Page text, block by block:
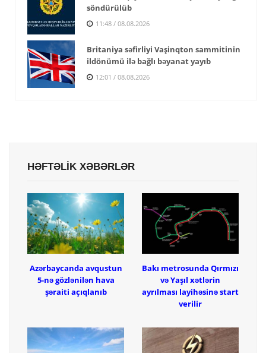
söndürülüb
11:48 / 08.08.2026
Britaniya səfirliyi Vaşinqton sammitinin
ildönümü ilə bağlı bəyanat yayıb
12:01 / 08.08.2026
HƏFTƏLİK XƏBƏRLƏR
Azərbaycanda avqustun
5-nə gözlənilən hava
şəraiti açıqlanıb
Bakı metrosunda Qırmızı
və Yaşıl xətlərin
ayrılması layihəsinə start
verilir